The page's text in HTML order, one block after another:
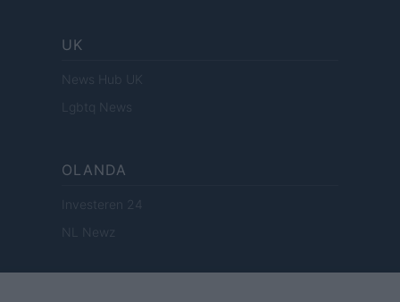
UK
News Hub UK
Lgbtq News
OLANDA
Investeren 24
NL Newz